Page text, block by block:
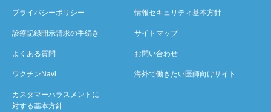
プライバシーポリシー 情報セキュリティ基本方針
診療記録開示請求の手続き サイトマップ
よくある質問 お問い合わせ
ワクチンNavi 海外で働きたい医師向けサイト
カスタマーハラスメントに
対する基本方針